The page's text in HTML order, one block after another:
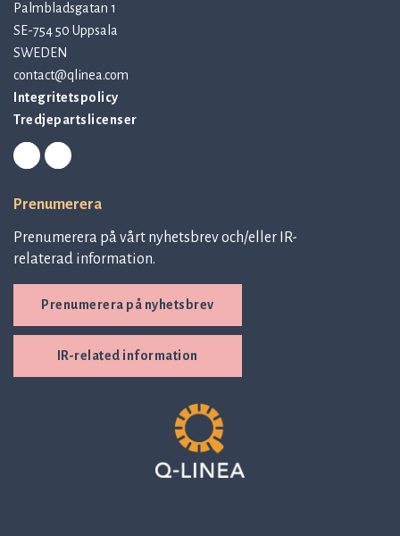
Palmbladsgatan 1
SE-754 50 Uppsala
SWEDEN
contact@qlinea.com
Integritetspolicy
Tredjepartslicenser
Prenumerera
Prenumerera på vårt nyhetsbrev och/eller IR-
relaterad information.
Prenumerera på nyhetsbrev
IR-related information